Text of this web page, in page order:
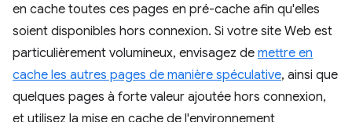
en cache toutes ces pages en pré-cache afin qu'elles
soient disponibles hors connexion. Si votre site Web est
particulièrement volumineux, envisagez de mettre en
cache les autres pages de manière spéculative, ainsi que
quelques pages à forte valeur ajoutée hors connexion,
et utilisez la mise en cache de l'environnement